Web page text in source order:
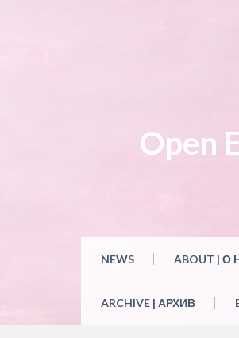
Open
NEWS ABOUT | О
ARCHIVE | АРХИВ